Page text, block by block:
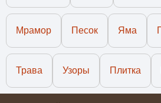
Мрамор Песок Яма
Трава Узоры Плитка